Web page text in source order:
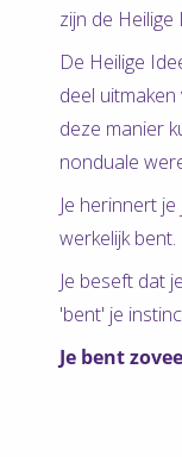
zijn de Heilige
De Heilige
deel
deze manier
nonduale
Je herinnert
werkelijk bent.
Je beseft dat
'bent' je
Je bent